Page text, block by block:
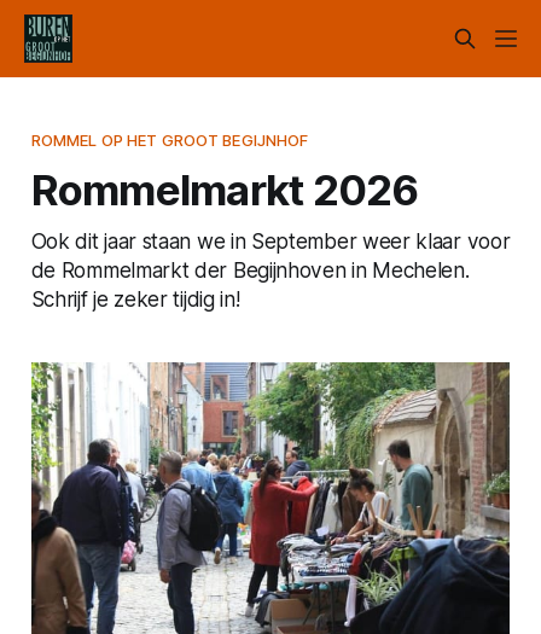
ROMMEL OP HET GROOT BEGIJNHOF
Rommelmarkt 2026
Ook dit jaar staan we in September weer klaar voor
de Rommelmarkt der Begijnhoven in Mechelen.
Schrijf je zeker tijdig in!